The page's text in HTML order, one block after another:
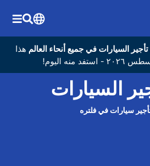
هذا
السيارات
سيارات في فلتره